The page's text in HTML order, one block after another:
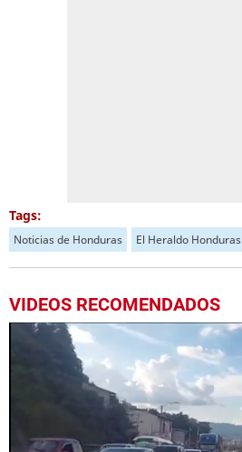
Tags:
Noticias de Honduras El Heraldo Honduras
VIDEOS RECOMENDADOS